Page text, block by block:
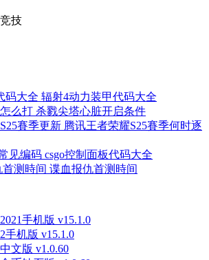
技
码大全 辐射4动力装甲代码大全
么打 杀戮尖塔心脏开启条件
賽季更新 腾讯王者荣耀S25賽季何时逐
见编码 csgo控制面板代码大全
首测時间 谍血报仇首测時间
手机版 v15.1.0
手机版 v15.1.0
文版 v1.0.60